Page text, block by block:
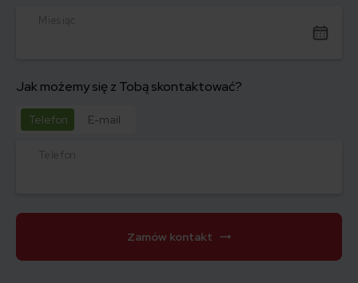
Miesiąc
Jak możemy się z Tobą skontaktować?
Telefon E-mail
Telefon
Zamów kontakt